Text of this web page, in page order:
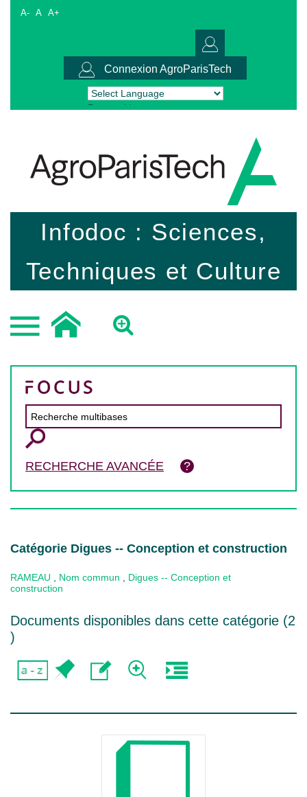
A- A A+
Connexion AgroParisTech
Powered by Translate
Infodoc : Sciences,
Techniques et Culture
RECHERCHE AVANCÉE
Catégorie Digues -- Conception et construction
RAMEAU Nom commun
Digues -- Conception et
construction
Documents disponibles dans cette catégorie (2
)